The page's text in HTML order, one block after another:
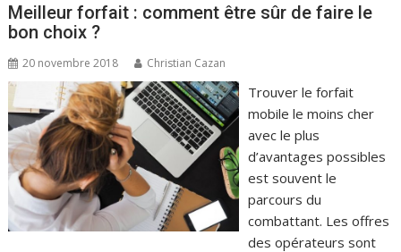
Meilleur forfait : comment être sûr de faire le
bon choix ?
20 novembre 2018 Christian Cazan
Trouver le forfait
mobile le moins cher
avec le plus
d’avantages possibles
est souvent le
parcours du
combattant. Les offres
des opérateurs sont